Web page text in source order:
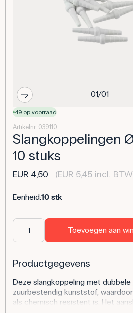
01/01
49 op voorraad
Artikelnr. 039110
Slangkoppelingen
10 stuks
EUR 4,50 (EUR 5,45 incl.
Eenheid:10 stk
Toevoegen aan
Productgegevens
Deze slangkoppeling met
zuurbestendig kunststof,
als chemisch resistent is. Het